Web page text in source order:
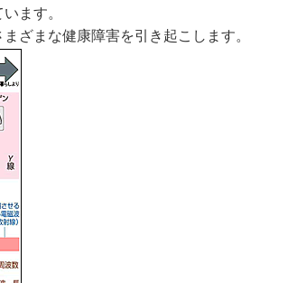
ます。
ざまな健康障害を引き起こします。